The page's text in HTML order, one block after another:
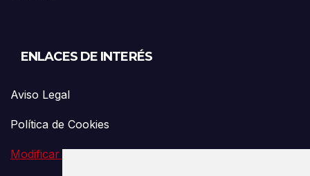
ENLACES DE INTERÉS
Aviso Legal
Política de Cookies
Modificar preferencia de Cookies